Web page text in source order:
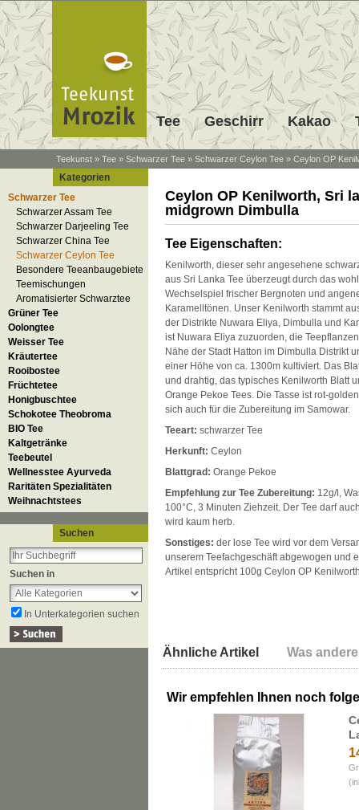
Tee Geschirr Kakao
Teekunst » Tee » Schwarzer Tee » Schwarzer Ceylon Tee » Ceylon OP
Kategorien
Schwarzer Tee
Schwarzer Assam Tee
Schwarzer Darjeeling Tee
Schwarzer China Tee
Schwarzer Ceylon Tee
Besondere Teeanbaugebiete
Teemischungen
Aromatisierter Schwarztee
Grüner Tee
Oolongtee
Weisser Tee
Kräutertee
Rooibostee
Früchtetee
Honigbuschtee
Schokotee Theobroma
BIO Tee
Kaltgetränke
Teebeutel
Wellnesstee Ayurveda
Raritäten Spezialitäten
Weihnachtstees
Suchen
Suchen in
In Unterkategorien suchen
Ceylon OP Kenilworth, Sri
midgrown Dimbulla
Tee Eigenschaften:
Kenilworth, dieser sehr angesehene
aus Sri Lanka Tee überzeugt durch das
Wechselspiel frischer Bergnoten und
Karamelltönen. Unser Kenilworth stammt
der Distrikte Nuwara Eliya, Dimbulla und
ist Nuwara Eliya zuzuorden, die
Nähe der Stadt Hatton im Dimbulla Distrikt
einer Höhe von ca. 1300m kultiviert. Das
und drahtig, das typisches Kenilworth Blatt
Orange Pekoe Tees. Die Tasse ist rot-
sich auch für die Zubereitung im Samowar.
Teeart: schwarzer Tee
Herkunft: Ceylon
Blattgrad: Orange Pekoe
Empfehlung zur Tee Zubereitung: 12g/l,
100°C, 3 Minuten Ziehzeit. Der Tee darf
wird kaum herb.
Sonstiges: der lose Tee wird vor dem
unserem Teefachgeschäft abgewogen und
Artikel entspricht 100g Ceylon OP
Ähnliche Artikel Was
Wir empfehlen Ihnen noch